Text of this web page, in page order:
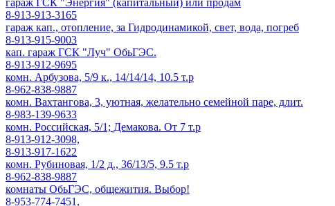
гараж ГСК "Энергия" (капитальный) или продам
8-913-913-3165
гараж кап., отопление, за Гидродинамикой, свет, вода, погреб
8-913-915-9003
кап. гараж ГСК "Луч" ОбьГЭС.
8-913-912-9695
комн. Арбузова, 5/9 к., 14/14/14, 10.5 т.р
8-962-838-9887
комн. Вахтангова, 3, уютная, желательно семейной паре, длит.
8-983-139-9633
комн. Российская, 5/1; Демакова. От 7 т.р
8-913-912-3098,
8-913-917-1622
комн. Рубиновая, 1/2 д., 36/13/5, 9.5 т.р
8-962-838-9887
комнаты ОбьГЭС, общежития. Выбор!
8-953-774-7451,